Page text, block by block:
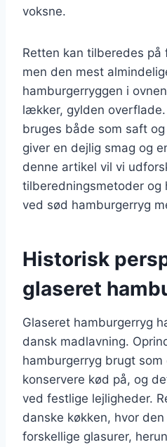
voksne.
Retten kan tilberedes på
men den mest
hamburgerryggen i
lækker, gylden
bruges både som saft
giver en dejlig smag og
denne artikel vil vi
tilberedningsmetoder og
ved sød hamburgerryg
Historisk
glaseret
Glaseret hamburgerryg
dansk madlavning.
hamburgerryg brugt
konservere kød på, og
ved festlige lejligheder.
danske køkken, hvor
forskellige glasurer,